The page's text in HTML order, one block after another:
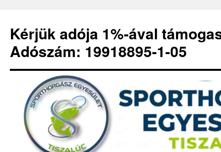
Kérjük adója 1%-ával
Adószám: 19918895-1-05